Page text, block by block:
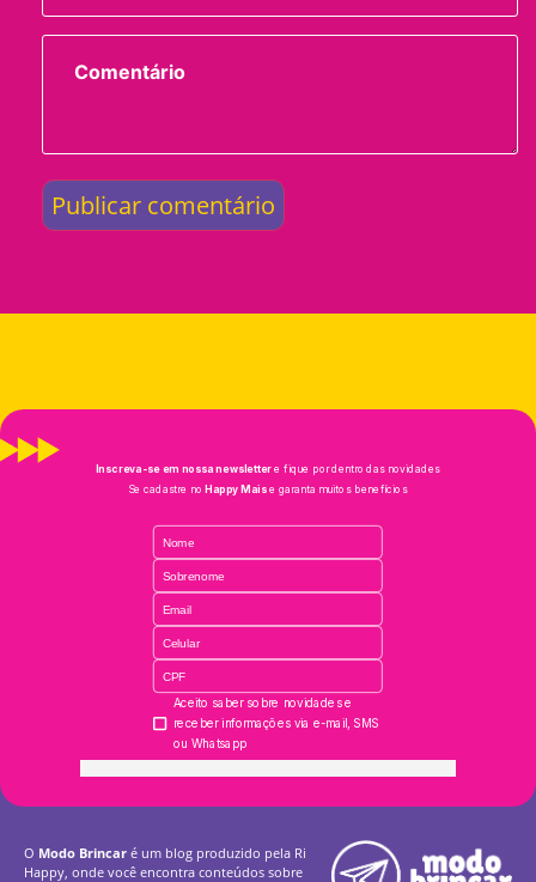
O Modo Brincar é um blog produzido pela Ri
Happy, onde você encontra conteúdos sobre